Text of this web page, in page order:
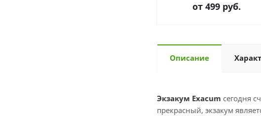
от 499 руб.
Описание
Экзакум Exacum сегодня
прекрасный, экзакум